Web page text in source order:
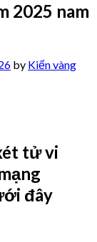
2025 nam
by Kiến vàng
tử vi
đây